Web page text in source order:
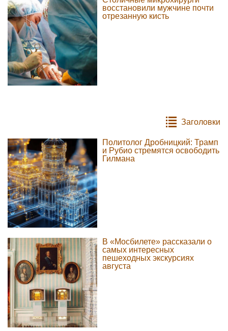
восстановили мужчине почти
отрезанную кисть
Заголовки
Политолог Дробницкий: Трамп
и Рубио стремятся освободить
Гилмана
В «Мосбилете» рассказали о
самых интересных
пешеходных экскурсиях
августа